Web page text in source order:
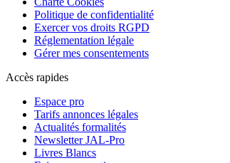
Politique de confidentialité
Exercer vos droits RGPD
Réglementation légale
Gérer mes consentements
Accès rapides
Espace pro
Tarifs annonces légales
Actualités formalités
Newsletter JAL-Pro
Livres Blancs